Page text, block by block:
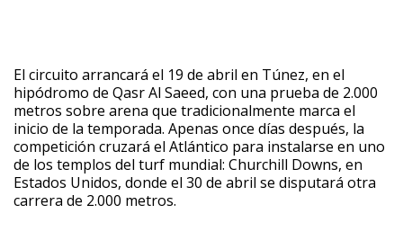
El circuito arrancará el 19 de abril en Túnez, en el
hipódromo de Qasr Al Saeed, con una prueba de 2.000
metros sobre arena que tradicionalmente marca el
inicio de la temporada. Apenas once días después, la
competición cruzará el Atlántico para instalarse en uno
de los templos del turf mundial: Churchill Downs, en
Estados Unidos, donde el 30 de abril se disputará otra
carrera de 2.000 metros.